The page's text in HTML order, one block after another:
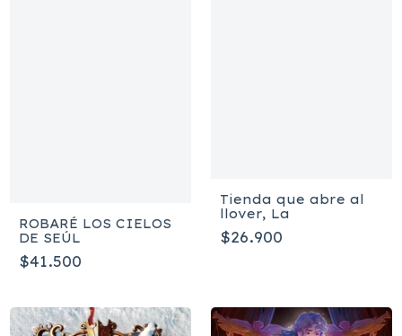
ROBARÉ LOS CIELOS
DE SEÚL
$41.500
Tienda que abre al
llover, La
$26.900